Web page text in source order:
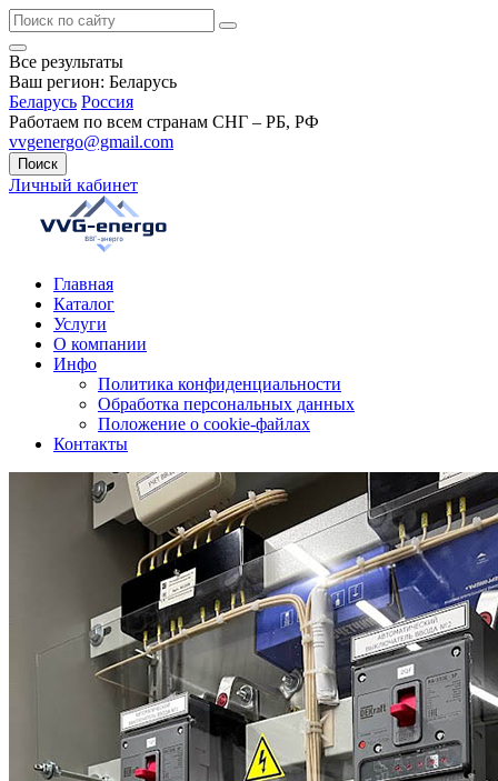
Все результаты
Ваш регион: Беларусь
Беларусь Россия
Работаем по всем странам СНГ – РБ, РФ
vvgenergo@gmail.com
Поиск
Личный кабинет
Главная
Каталог
Услуги
О компании
Инфо
Политика конфиденциальности
Обработка персональных данных
Положение о cookie-файлах
Контакты